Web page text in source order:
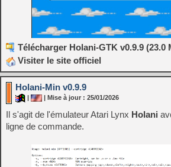
Télécharger Holani-GTK v0.9.9 (23.0
Visiter le site officiel
Holani-Min v0.9.9
| | Mise à jour : 25/01/2026
Il s'agit de l'émulateur Atari Lynx Holani
ligne de commande.